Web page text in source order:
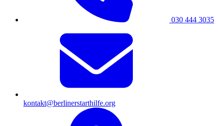
030 444 3035
kontakt@berlinerstarthilfe.org